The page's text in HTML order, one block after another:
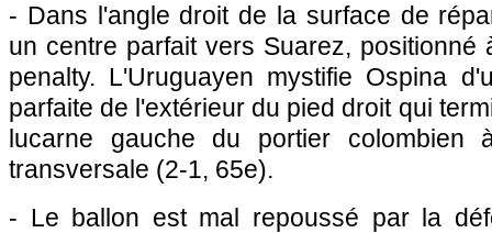
- Dans l'angle droit de la surface de
un centre parfait vers Suarez, positionné
penalty. L'Uruguayen mystifie Ospina
parfaite de l'extérieur du pied droit qui
lucarne gauche du portier
transversale (2-1, 65e).
- Le ballon est mal repoussé par la